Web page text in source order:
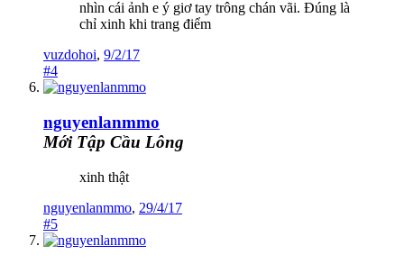
nhìn cái ảnh e ý giơ tay trông chán vãi. Đúng là
chỉ xinh khi trang điểm
vuzdohoi, 9/2/17
#4
nguyenlanmmo
Mới Tập Cầu Lông
xinh thật
nguyenlanmmo, 29/4/17
#5